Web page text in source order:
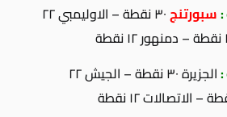
:سبورتنج
٣٠ نقطة – الاوليمبي ٢٢
:
الجزيرة ٣٠ نقطة – الجيش ٢٢